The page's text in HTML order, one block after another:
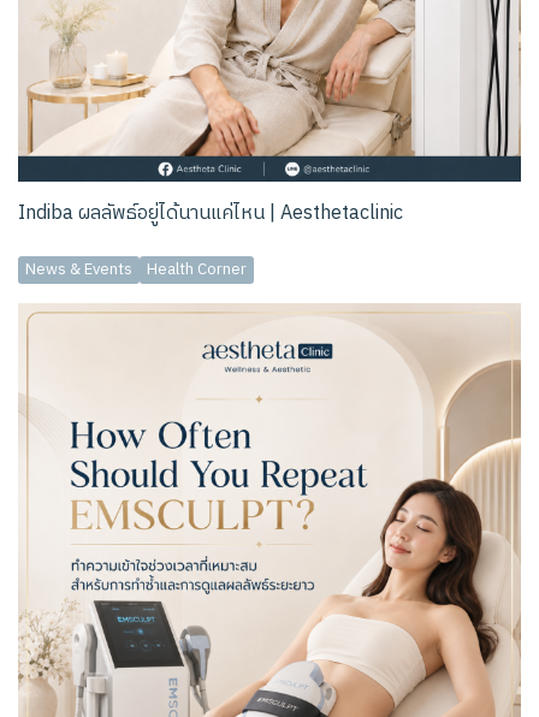
Indiba ผลลัพธ์อยู่ได้นานแค่ไหน | Aesthetaclinic
News & Events Health Corner